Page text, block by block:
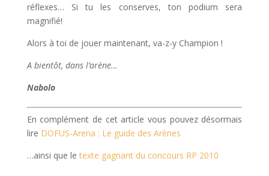
réflexes… Si tu les conserves, ton podium sera
magnifié!
Alors à toi de jouer maintenant, va-z-y Champion !
A bientôt, dans l’arène…
Nabolo
En complément de cet article vous pouvez désormais
lire DOFUS-Arena : Le guide des Arènes
…ainsi que letexte gagnant du concours RP 2010